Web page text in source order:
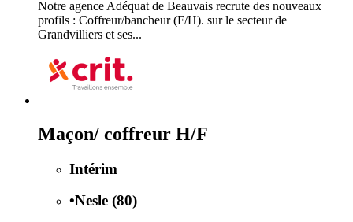
Notre agence Adéquat de Beauvais recrute des nouveaux
profils : Coffreur/bancheur (F/H). sur le secteur de
Grandvilliers et ses...
Maçon/ coffreur H/F
Intérim
•Nesle (80)